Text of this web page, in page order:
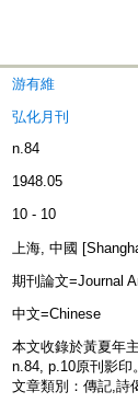
游有維
弘化月刊
n.84
1948.05
10 - 10
上海, 中國
期刊論文=Journal
中文=Chinese
本文收錄於黃夏年
n.84, p.10原刊影印。
文章類別：傳記,詩